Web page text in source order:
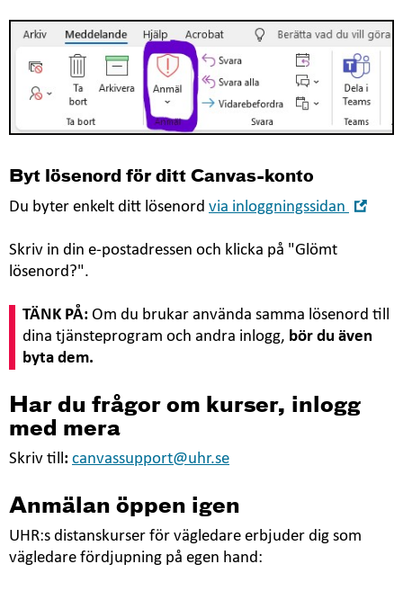
Byt lösenord för ditt Canvas-konto
Du byter enkelt ditt lösenord via inloggningssidan
Skriv in din e-postadressen och klicka på "Glömt
lösenord?".
TÄNK PÅ: Om du brukar använda samma lösenord till
dina tjänsteprogram och andra inlogg, bör du även
byta dem.
Har du frågor om kurser, inlogg
med mera
Skriv till : canvassupport@uhr.se
Anmälan öppen igen
UHR:s distanskurser för vägledare erbjuder dig som
vägledare fördjupning på egen hand: